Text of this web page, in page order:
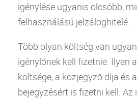
igénylése ugyanis olcsóbb,
felhasználású jelzáloghitelé.
Több olyan költség van
igénylőnek kell fizetnie. Ilyen
költsége, a közjegyző díja és a
bejegyzésért is fizetni kell.